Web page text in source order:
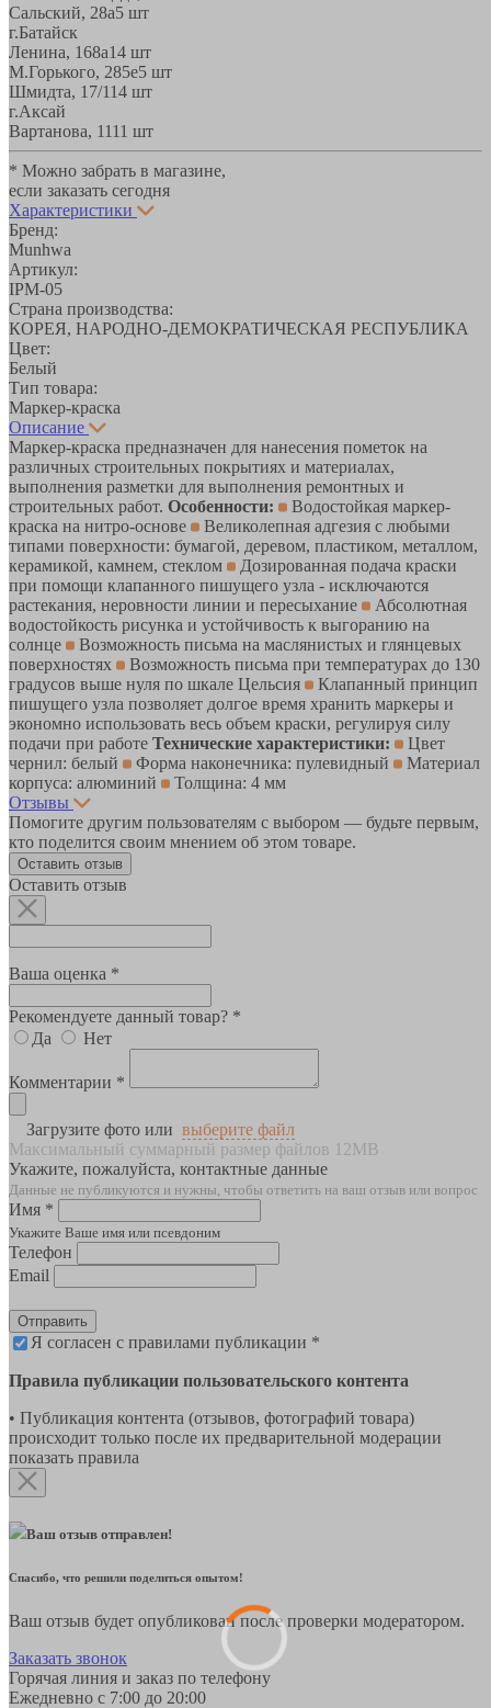
Сальский, 28a5 шт
г.Батайск
Ленина, 168а14 шт
М.Горького, 285е5 шт
Шмидта, 17/114 шт
г.Аксай
Вартанова, 1111 шт
* Можно забрать в магазине,
если заказать сегодня
Характеристики
Бренд:
Munhwa
Артикул:
IPM-05
Страна производства:
КОРЕЯ, НАРОДНО-ДЕМОКРАТИЧЕСКАЯ РЕСПУБЛИКА
Цвет:
Белый
Тип товара:
Маркер-краска
Описание
Маркер-краска предназначен для нанесения пометок на
различных строительных покрытиях и материалах,
выполнения разметки для выполнения ремонтных и
строительных работ. Особенности:
Водостойкая маркер-
краска на нитро-основе
Великолепная адгезия с любыми
типами поверхности: бумагой, деревом, пластиком, металлом,
керамикой, камнем, стеклом
Дозированная подача краски
при помощи клапанного пишущего узла - исключаются
растекания, неровности линии и пересыхание
Абсолютная
водостойкость рисунка и устойчивость к выгоранию на
солнце
Возможность письма на маслянистых и глянцевых
поверхностях
Возможность письма при температурах до 130
градусов выше нуля по шкале Цельсия
Клапанный принцип
пишущего узла позволяет долгое время хранить маркеры и
экономно использовать весь объем краски, регулируя силу
подачи при работе Технические характеристики:
Цвет
чернил: белый
Форма наконечника: пулевидный
Материал
корпуса: алюминий
Толщина: 4 мм
Отзывы
Помогите другим пользователям с выбором — будьте первым,
кто поделится своим мнением об этом товаре.
Оставить отзыв
Оставить отзыв
Ваша оценка *
Рекомендуете данный товар? *
Да
Нет
Комментарии *
Загрузите фото или выберите файл
Максимальный суммарный размер файлов 12MB
Укажите, пожалуйста, контактные данные
Данные не публикуются и нужны, чтобы ответить на ваш отзыв или вопрос
Имя *
Укажите Ваше имя или псевдоним
Телефон
Email
Отправить
Я согласен с правилами публикации *
Правила публикации пользовательского контента
• Публикация контента (отзывов, фотографий товара)
происходит только после их предварительной модерации
показать правила
Ваш отзыв отправлен!
Спасибо, что решили поделиться опытом!
Ваш отзыв будет опубликован после проверки модератором.
Заказать звонок
Горячая линия и заказ по телефону
Ежедневно с 7:00 до 20:00